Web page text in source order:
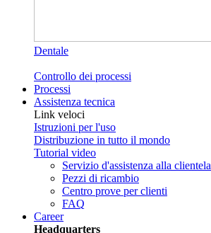
Dentale
Controllo dei processi
Processi
Assistenza tecnica
Link veloci
Istruzioni per l'uso
Distribuzione in tutto il mondo
Tutorial video
Servizio d'assistenza alla clientela
Pezzi di ricambio
Centro prove per clienti
FAQ
Career
Headquarters